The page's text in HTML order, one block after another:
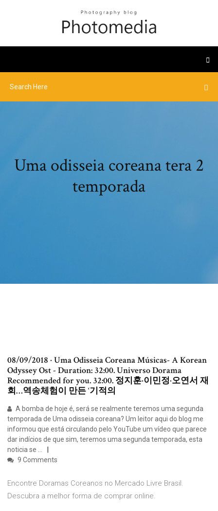
Uma odisseia coreana tera 2
temporada
08/09/2018 · Uma Odisseia Coreana Músicas- A Korean
Odyssey Ost - Duration: 32:00. Universo Dorama
Recommended for you. 32:00. 정지훈·이민정·오연서 재
회…역송체험이 만든 ‘기적의
A bomba de hoje é, será se realmente teremos uma segunda
temporada de Uma odisseia coreana? Um leitor aqui do blog me
informou que está circulando pelo YouTube um vídeo que parece
dar indícios de que sim, teremos uma segunda temporada, esta
noticia se …
9 Comments
Encontre Doramas Coreanos no Mercado Livre Brasil.
Descubra a melhor forma de comprar online.